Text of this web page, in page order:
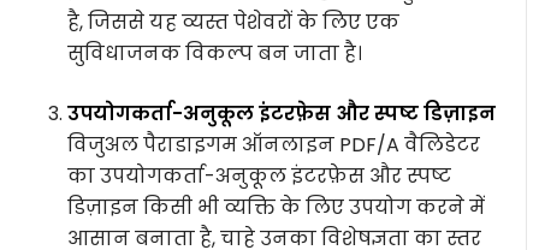
है, जिससे यह व्यस्त पेशेवरों के लिए एक
सुविधाजनक विकल्प बन जाता है।
उपयोगकर्ता-अनुकूल इंटरफ़ेस और स्पष्ट डिज़ाइन
विजुअल पैराडाइगम ऑनलाइन PDF/A वैलिडेटर
का उपयोगकर्ता-अनुकूल इंटरफ़ेस और स्पष्ट
डिज़ाइन किसी भी व्यक्ति के लिए उपयोग करने में
आसान बनाता है, चाहे उनका विशेषज्ञता का स्तर